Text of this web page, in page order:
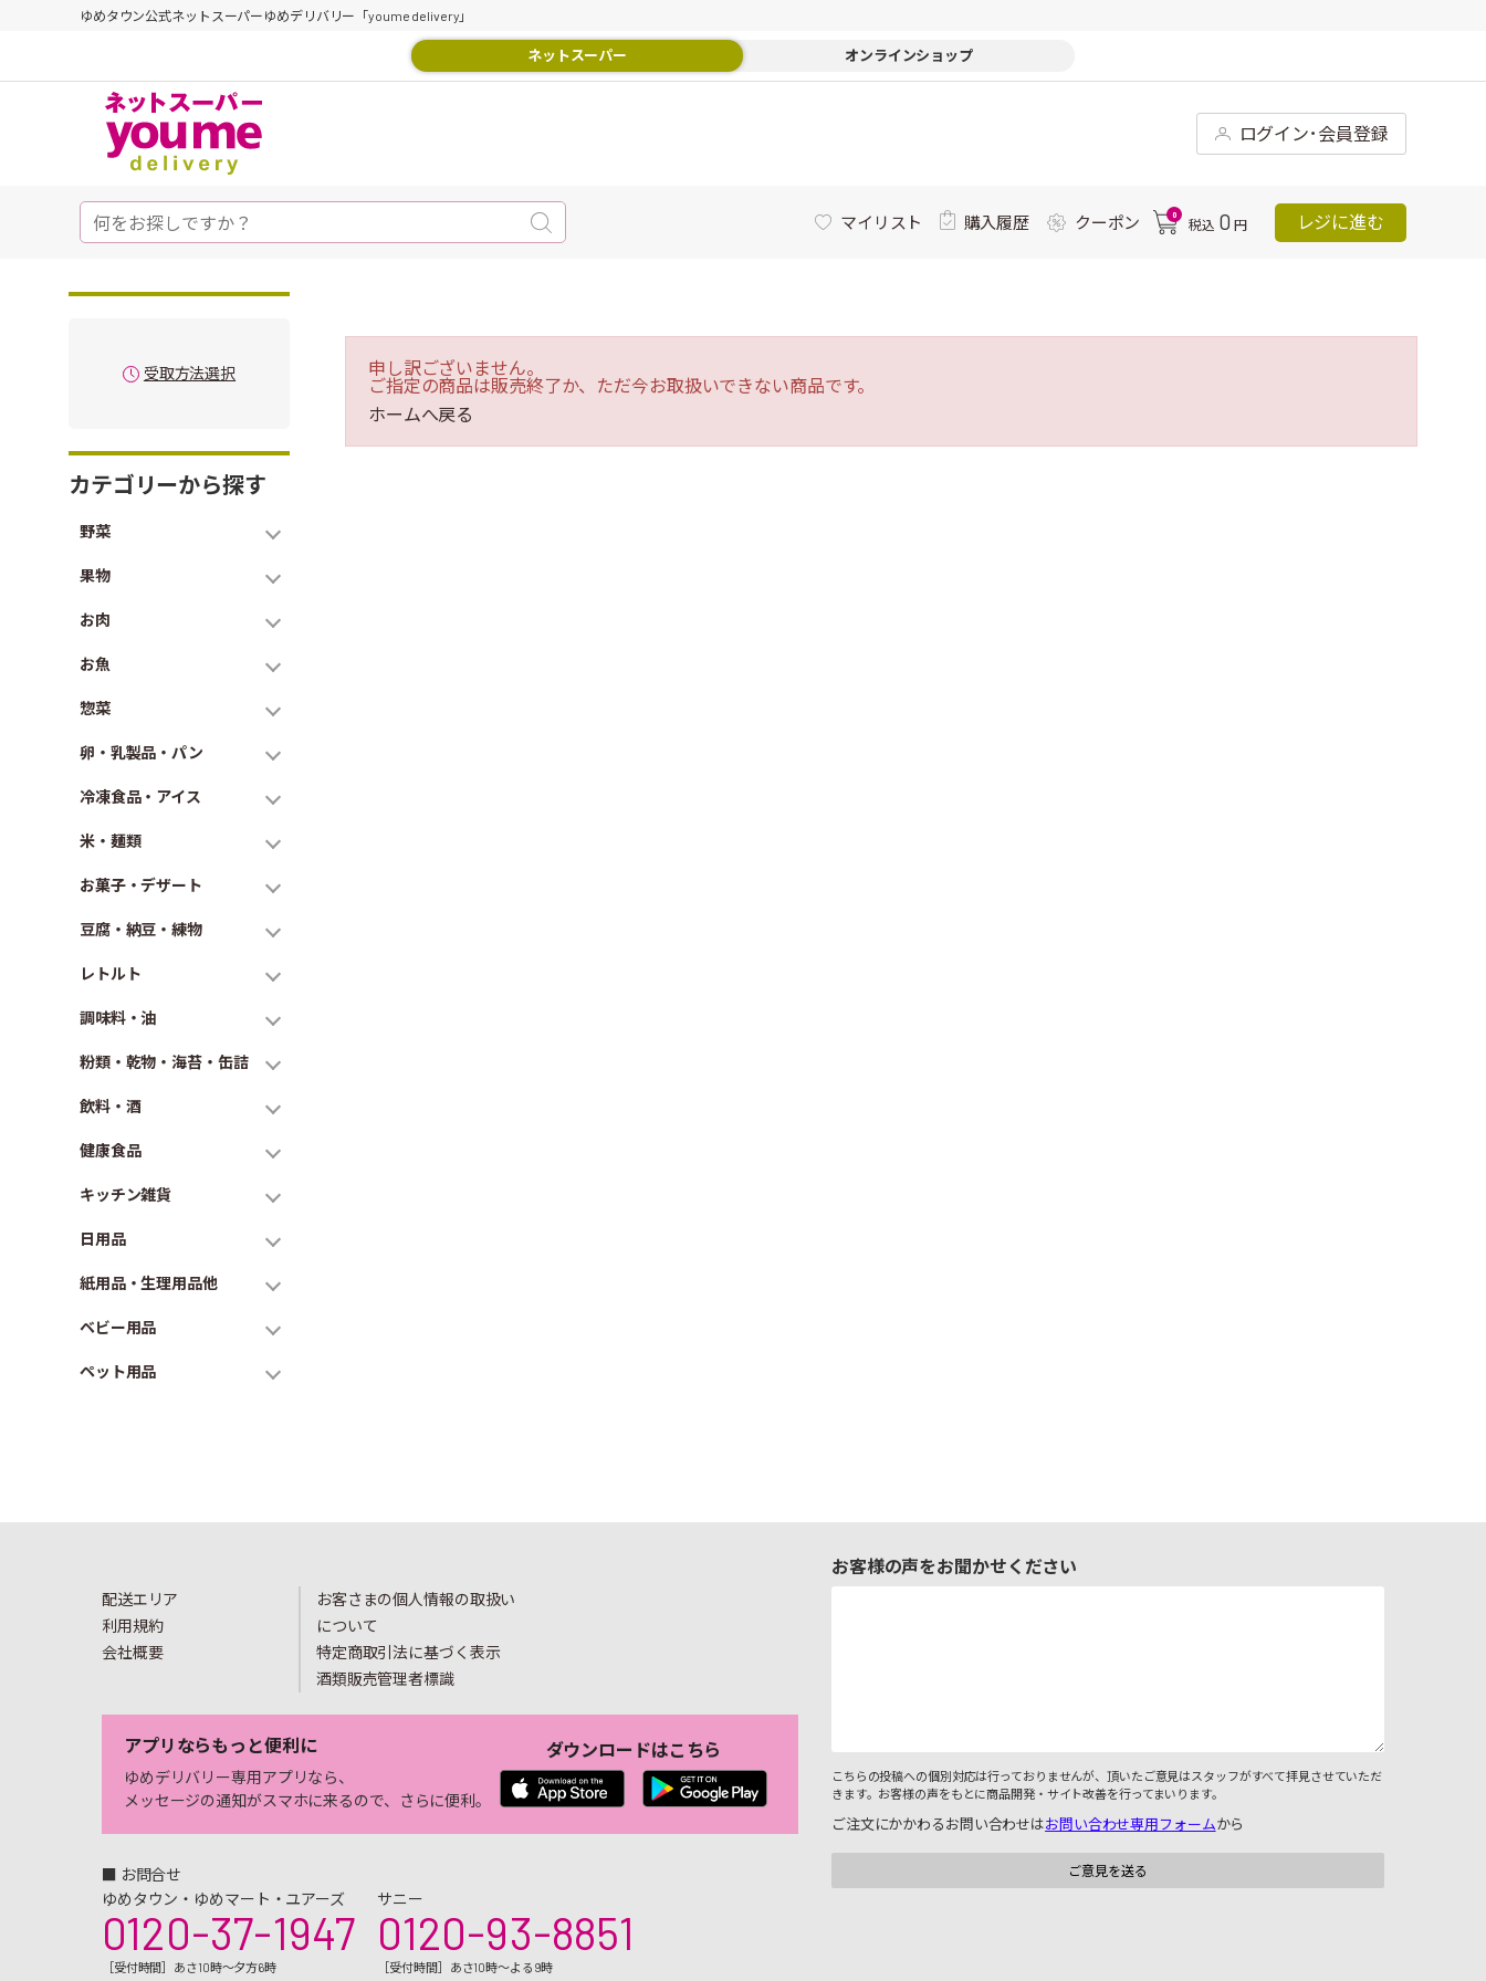
ゆめタウン公式ネットスーパーゆめデリバリー「youme delivery」
ネットスーパー オンラインショップ
ログイン･会員登録
マイリスト 購入履歴 クーポン 0
税込 0 円 レジに進む
受取方法選択
カテゴリーから探す
野菜
果物
お肉
お魚
惣菜
卵・乳製品・パン
冷凍食品・アイス
米・麺類
お菓子・デザート
豆腐・納豆・練物
レトルト
調味料・油
粉類・乾物・海苔・缶詰
飲料・酒
健康食品
キッチン雑貨
日用品
紙用品・生理用品他
ベビー用品
ペット用品
申し訳ございません。
ご指定の商品は販売終了か、ただ今お取扱いできない商品です。
ホームへ戻る
配送エリア
利用規約
会社概要
お客さまの個人情報の取扱い
について
特定商取引法に基づく表示
酒類販売管理者標識
アプリならもっと便利に
ゆめデリバリー専用アプリなら、
メッセージの通知がスマホに来るので、さらに便利。
ダウンロードはこちら
■ お問合せ
ゆめタウン・ゆめマート・ユアーズ
0120-37-1947
［受付時間］あさ10時～夕方6時
サニー
0120-93-8851
［受付時間］あさ10時～よる9時
お客様の声をお聞かせください
こちらの投稿への個別対応は行っておりませんが、頂いたご意見はスタッフがすべて拝見させていただ
きます。お客様の声をもとに商品開発・サイト改善を行ってまいります。
ご注文にかかわるお問い合わせはお問い合わせ専用フォームから